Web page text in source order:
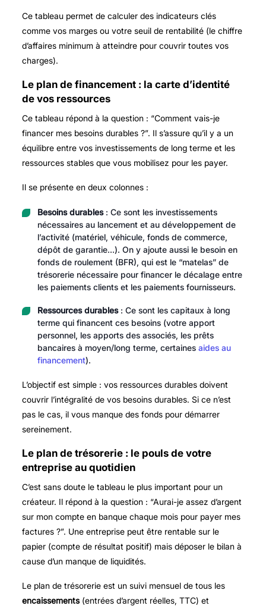
Ce tableau permet de calculer des indicateurs clés
comme vos marges ou votre seuil de rentabilité (le chiffre
d’affaires minimum à atteindre pour couvrir toutes vos
charges).
Le plan de financement : la carte d’identité
de vos ressources
Ce tableau répond à la question : “Comment vais-je
financer mes besoins durables ?”. Il s’assure qu’il y a un
équilibre entre vos investissements de long terme et les
ressources stables que vous mobilisez pour les payer.
Il se présente en deux colonnes :
Besoins durables: Ce sont les investissements
nécessaires au lancement et au développement de
l’activité (matériel, véhicule, fonds de commerce,
dépôt de garantie…). On y ajoute aussi le besoin en
fonds de roulement (BFR), qui est le “matelas” de
trésorerie nécessaire pour financer le décalage entre
les paiements clients et les paiements fournisseurs.
Ressources durables: Ce sont les capitaux à long
terme qui financent ces besoins (votre apport
personnel, les apports des associés, les prêts
bancaires à moyen/long terme, certaines aides au
financement).
L’objectif est simple : vos ressources durables doivent
couvrir l’intégralité de vos besoins durables. Si ce n’est
pas le cas, il vous manque des fonds pour démarrer
sereinement.
Le plan de trésorerie : le pouls de votre
entreprise au quotidien
C’est sans doute le tableau le plus important pour un
créateur. Il répond à la question : “Aurai-je assez d’argent
sur mon compte en banque chaque mois pour payer mes
factures ?”. Une entreprise peut être rentable sur le
papier (compte de résultat positif) mais déposer le bilan à
cause d’un manque de liquidités.
Le plan de trésorerie est un suivi mensuel de tous les
encaissements(entrées d’argent réelles, TTC) et